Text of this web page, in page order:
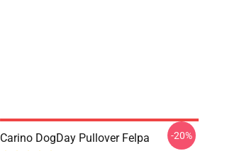
Carino DogDay Pullover Felpa -20%